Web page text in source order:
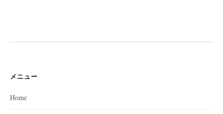
メニュー
Home